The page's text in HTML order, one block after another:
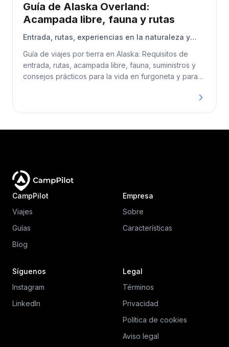
Guía de Alaska Overland:
Acampada libre, fauna y rutas
Entrada, rutas, experiencias en la naturaleza y
vanlife
Guía de viajes por tierra en Alaska: Requisitos de
entrada, rutas, acampada libre, fauna, suministros y
consejos prácticos para la vida en furgoneta y para
CampPilot
Viajes
Guías
Blog
Empresa
Sobre
Características
Síguenos
Instagram
LinkedIn
Legal
Términos
Privacidad
Política de cookies
Aviso legal